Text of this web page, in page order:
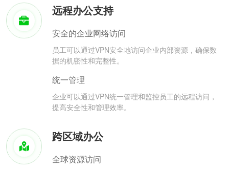
远程办公支持
安全的企业网络访问
员工可以通过VPN安全地访问企业内部资源，确保数
据的机密性和完整性。
统一管理
企业可以通过VPN统一管理和监控员工的远程访问，
提高安全性和管理效率。
跨区域办公
全球资源访问